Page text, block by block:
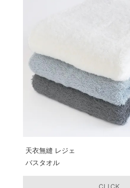
天衣無縫 レジェ
バスタオル